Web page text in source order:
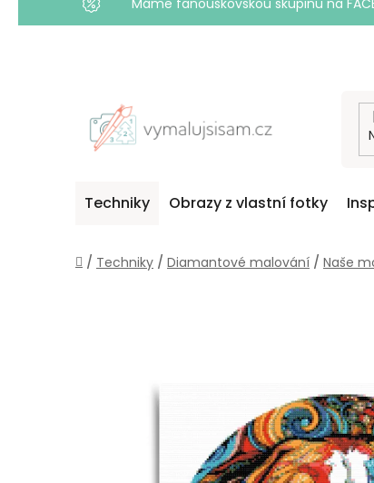
Máme fanouškovskou skupinu na
Techniky Obrazy z vlastní fotky
Domů
/ Techniky / Diamantové malování / Naše